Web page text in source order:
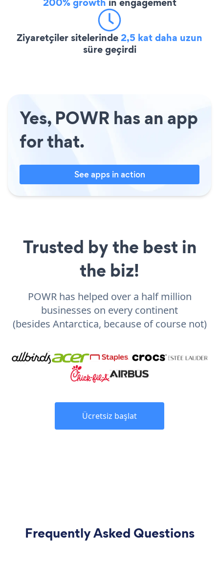
Ziyaretçiler sitelerinde2,5 kat daha uzun
süre geçirdi
Yes, POWR has an app
for that.
See apps in action
Trusted by the best in
the biz!
POWR has helped over a half million
businesses on every continent
(besides Antarctica, because of course not)
Ücretsiz başlat
Frequently Asked Questions